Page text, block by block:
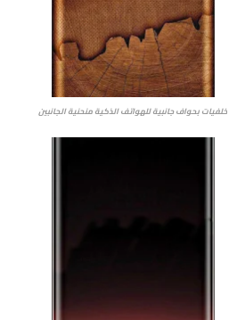
خلفيات بحواف جانبية للهواتف الذكية منحنية الجانبين